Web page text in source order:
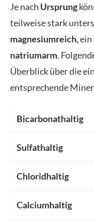
Je nach Ursprung
teilweise stark
magnesiumreich,ein
natriumarm.
Überblick über die
entsprechende
Bicarbonathaltig
Sulfathaltig
Chloridhaltig
Calciumhaltig